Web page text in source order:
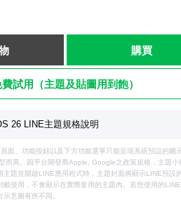
購買
試用（主題及貼圖用到飽）
26 LINE主題規格說明
面、功能按鈕以及下方功能選單只能呈現系統預設的圖
而異。因平台開發商Apple, Google之政策規格，主題小
主題並開啟LINE應用程式時，主題封面將顯示LINE預設
載使用，不會顯示在實際套用的主題內。若您使用的
意圖有所不同。